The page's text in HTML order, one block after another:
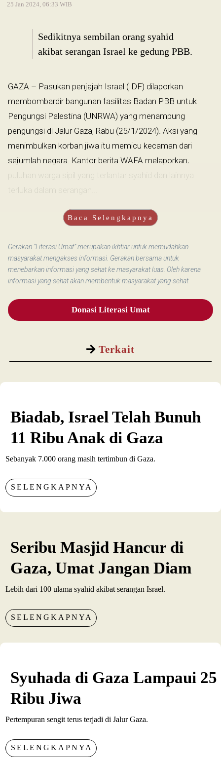
Terkait
25 Jan 2024, 06:33 WIB
Sedikitnya sembilan orang syahid
akibat serangan Israel ke gedung PBB.
GAZA – Pasukan penjajah Israel (IDF) dilaporkan
membombardir bangunan fasilitas Badan PBB untuk
Pengungsi Palestina (UNRWA) yang menampung
pengungsi di Jalur Gaza, Rabu (25/1/2024). Aksi yang
menimbulkan korban jiwa itu memicu kecaman dari
sejumlah negara. Kantor berita WAFA melaporkan,
puluhan warga sipil yang terlantar syahid dan lainnya
terluka dalam serangan...
Baca Selengkapnya
Gerakan “Literasi Umat” merupakan ikhtiar untuk memudahkan
masyarakat mengakses informasi. Gerakan bersama untuk
menebarkan informasi yang sehat ke masyarakat luas. Oleh karena
informasi yang sehat akan membentuk masyarakat yang sehat.
Donasi Literasi Umat
Biadab, Israel Telah Bunuh
11 Ribu Anak di Gaza
Sebanyak 7.000 orang masih tertimbun di Gaza.
SELENGKAPNYA
Seribu Masjid Hancur di
Gaza, Umat Jangan Diam
Lebih dari 100 ulama syahid akibat serangan Israel.
SELENGKAPNYA
Syuhada di Gaza Lampaui 25
Ribu Jiwa
Pertempuran sengit terus terjadi di Jalur Gaza.
SELENGKAPNYA